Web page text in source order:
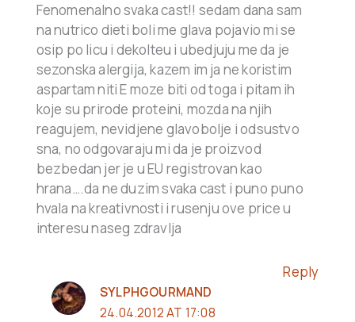
Fenomenalno svaka cast!! sedam dana sam
na nutrico dieti boli me glava pojavio mi se
osip po licu i dekolteu i ubedjuju me da je
sezonska alergija, kazem im ja ne koristim
aspartam niti E moze biti od toga i pitam ih
koje su prirode proteini, mozda na njih
reagujem, nevidjene glavobolje i odsustvo
sna, no odgovaraju mi da je proizvod
bezbedan jer je u EU registrovan kao
hrana….da ne duzim svaka cast i puno puno
hvala na kreativnosti i rusenju ove price u
interesu naseg zdravlja
Reply
SYLPHGOURMAND
24.04.2012 AT 17:08